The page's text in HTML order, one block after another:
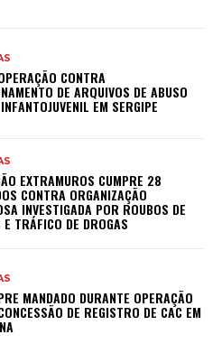
CONTRA
DE ARQUIVOS DE ABUSO
EM SERGIPE
EXTRAMUROS CUMPRE 28
CONTRA ORGANIZAÇÃO
INVESTIGADA POR ROUBOS DE
E TRÁFICO DE DROGAS
MANDADO DURANTE OPERAÇÃO
DE REGISTRO DE CAC EM